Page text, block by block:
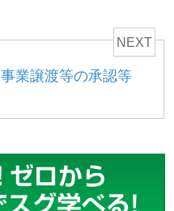
NEXT
事業譲渡等の承認等